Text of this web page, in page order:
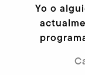
Yo o